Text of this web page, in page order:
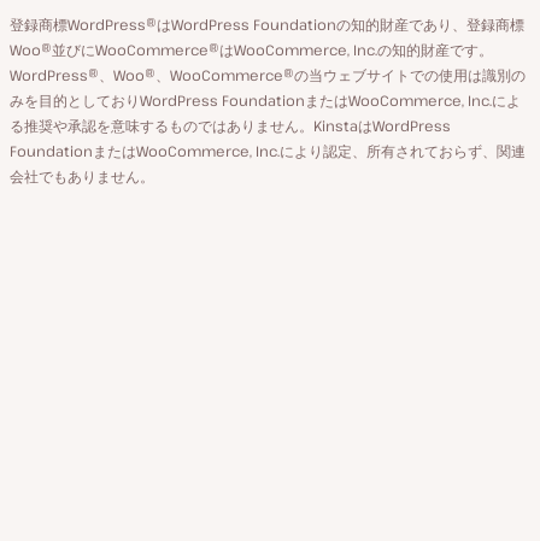
カ
ウ
ン
ト
ー
ジ
り
替
え
登録商標WordPress®はWordPress Foundationの知的財産であり、登録商標
Woo®並びにWooCommerce®はWooCommerce, Inc.の知的財産です。
WordPress®、Woo®、WooCommerce®の当ウェブサイトでの使用は識別の
みを目的としておりWordPress FoundationまたはWooCommerce, Inc.によ
る推奨や承認を意味するものではありません。KinstaはWordPress
FoundationまたはWooCommerce, Inc.により認定、所有されておらず、関連
会社でもありません。